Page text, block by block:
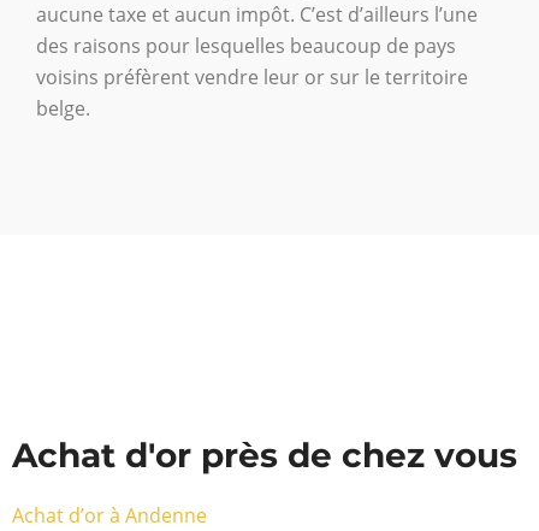
aucune taxe et aucun impôt. C’est d’ailleurs l’une
des raisons pour lesquelles beaucoup de pays
voisins préfèrent vendre leur or sur le territoire
belge.
Achat d'or près de chez vous
Achat d’or à Andenne